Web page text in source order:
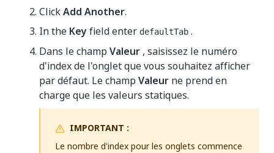
ClickAdd Another.
In the Keyfield enter defaultTab .
Dans le champValeur , saisissez le numéro
d'index de l'onglet que vous souhaitez afficher
par défaut. Le champValeur ne prend en
charge que les valeurs statiques.
IMPORTANT :
Le nombre d'index pour les onglets commence